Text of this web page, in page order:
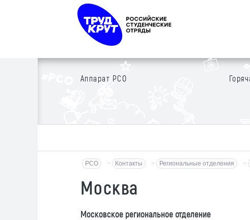
Аппарат РСО
РСО > Контакты > Региональные отделения >
Москва
Московское региональное отделение